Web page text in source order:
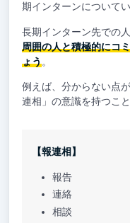
期インターンについて
長期インターン先での
周囲の人と積極的にコ
ょう。
例えば、分からない点
連相」の意識を持つこ
【報連相】
報告
連絡
相談